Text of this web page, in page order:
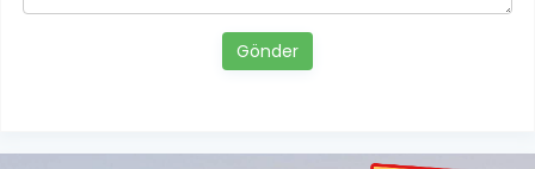
Gönder